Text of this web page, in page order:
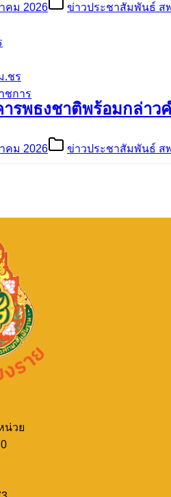
.ชร
ชการ
คม 2026 ข่าวประชาสัมพันธ์ ส
ารพธงชาติพร้อมกล่า
คม 2026 ข่าวประชาสัมพันธ์ ส
น่วย